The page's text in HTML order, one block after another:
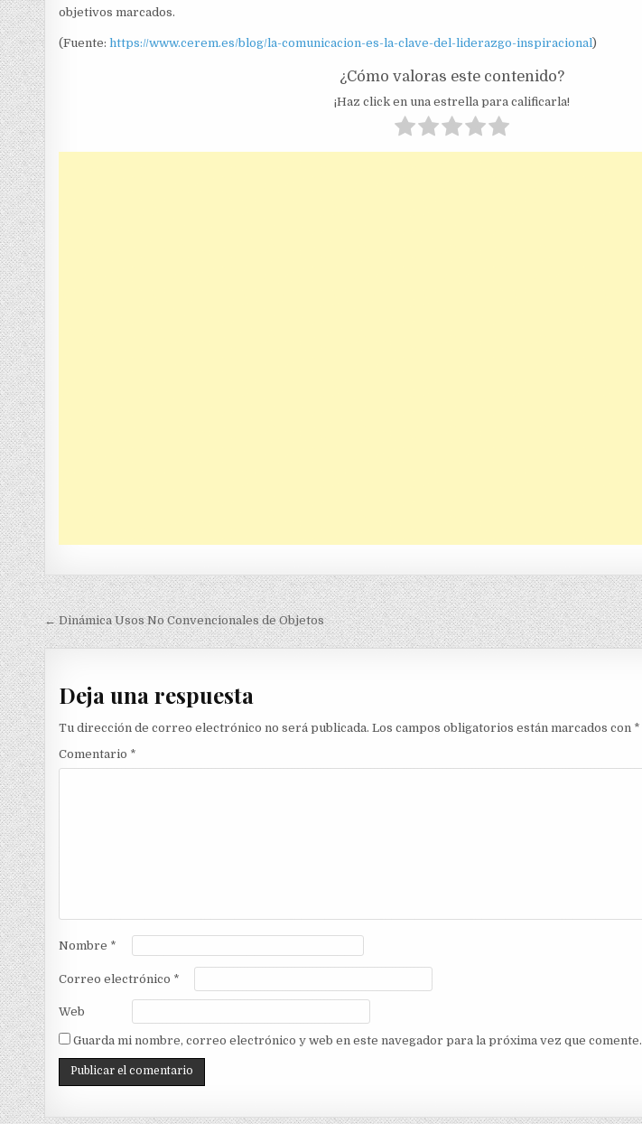
objetivos marcados.
(Fuente:https://www.cerem.es/blog/la-comunicacion-es-la-clave-del-liderazgo-inspiracional )
¿Cómo valoras este contenido?
¡Haz click en una estrella para calificarla!
Navegación
de
entradas
← Dinámica Usos No Convencionales de Objetos
Deja una respuesta
Tu dirección de correo electrónico no será publicada. Los campos obligatorios están marcados con *
Comentario *
Nombre *
Correo electrónico *
Web
Guarda mi nombre, correo electrónico y web en este navegador para la próxima vez que comente.